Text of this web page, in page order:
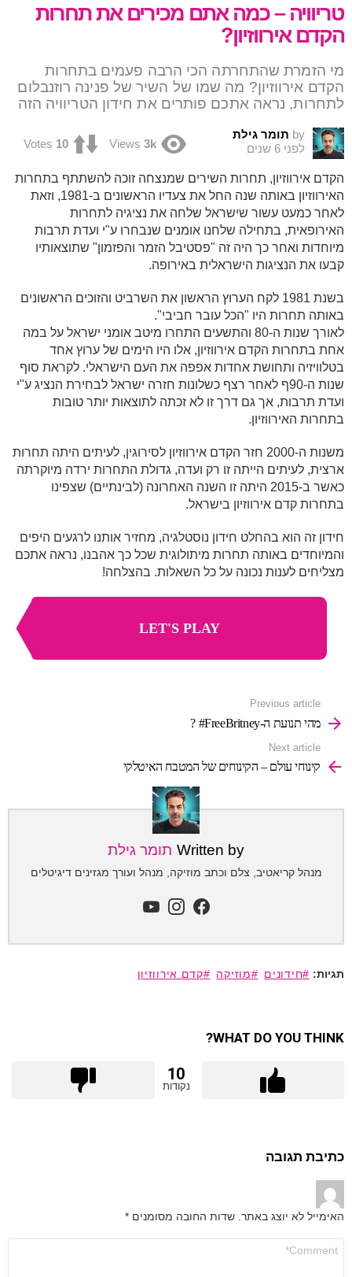
טריוויה – כמה אתם מכירים את תחרות
הקדם אירווזיון?
מי הזמרת שהתחרתה הכי הרבה פעמים בתחרות
הקדם אירווזיון? מה שמו של השיר של פנינה רוזנבלום
לתחרות, נראה אתכם פותרים את חידון הטריוויה הזה
by תומר גילת
לפני 6 שנים
3k
Views
10
Votes
הקדם אירווזיון, תחרות השירים שמנצחה זוכה להשתתף בתחרות
האירווזיון באותה שנה החל את צעדיו הראשונים ב-1981, וזאת
לאחר כמעט עשור שישראל שלחה את נציגיה לתחרות
האירופאית, בתחילה שלחנו אומנים שנבחרו ע"י ועדת תרבות
מיוחדות ואחר כך היה זה "פסטיבל הזמר והפזמון" שתוצאותיו
קבעו את הנציגות הישראלית באירופה.
בשנת 1981 לקח הערוץ הראשון את השרביט והזוכים הראשונים
באותה תחרות היו "הכל עובר חביבי".
לאורך שנות ה-80 והתשעים התחרו מיטב אומני ישראל על במה
אחת בתחרות הקדם אירווזיון, אלו היו הימים של ערוץ אחד
בטלוויזיה ותחושת אחדות אפפה את העם הישראלי. לקראת סוף
שנות ה-90ף לאחר רצף כשלונות חזרה ישראל לבחירת הנציג ע"י
ועדת תרבות, אך גם דרך זו לא זכתה לתוצאות יותר טובות
בתחרות האירווזיון.
משנות ה-2000 חזר הקדם אירווזיון לסירוגין, לעיתים היתה תחרות
ארצית, לעיתים הייתה זו רק ועדה, גדולת התחרות ירדה מיוקרתה
כאשר ב-2015 היתה זו השנה האחרונה (לבינתיים) שצפינו
בתחרות קדם אירווזיון בישראל.
חידון זה הוא בהחלט חידון נוסטלגיה, מחזיר אותנו לרגעים היפים
והמיוחדים באותה תחרות מיתולוגית שכל כך אהבנו, נראה אתכם
מצליחים לענות נכונה על כל השאלות. בהצלחה!
LET'S PLAY
more
Previous article
מהי תנועת ה-FreeBritney# ?
Next article
קינוחי עולם – הקינוחים של המטבח האיטלקי
Written by תומר גילת
מנהל קריאטיב, צלם וכתב מוזיקה, מנהל ועורך מגזינים דיגיטלים
facebook
חידונים מוזיקה קדם אירווזיון
WHAT DO YOU THINK?
10
נקודות
כתיבת תגובה
האימייל לא יוצג באתר. שדות החובה מסומנים *
שלך